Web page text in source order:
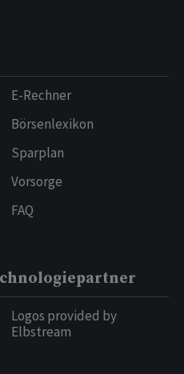
E-Rechner
Börsenlexikon
Sparplan
Vorsorge
FAQ
Logos provided by
Elbstream